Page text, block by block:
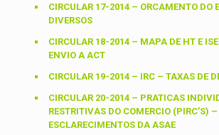
CIRCULAR 17-2014 – ORCAMENTO DO
DIVERSOS
CIRCULAR 18-2014 – MAPA DE HT E
ENVIO A ACT
CIRCULAR 19-2014 – IRC – TAXAS DE
CIRCULAR 20-2014 – PRATICAS
RESTRITIVAS DO COMERCIO (PIRC’S) –
ESCLARECIMENTOS DA ASAE